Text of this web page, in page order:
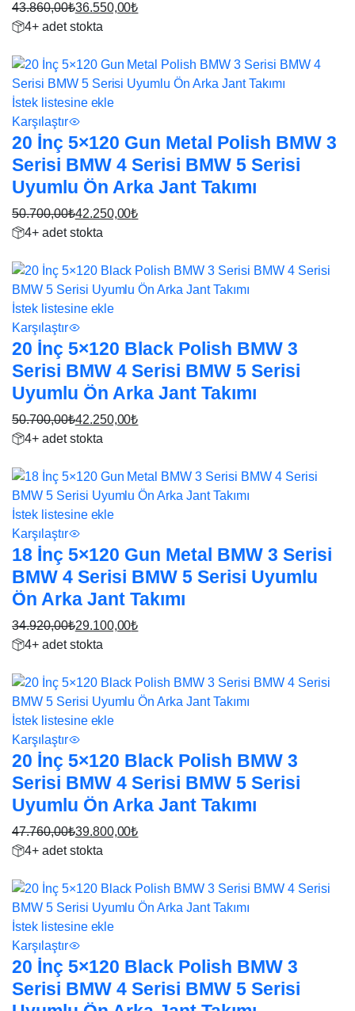
43.860,00₺
Orijinal
43.860,00₺.
36.550,00₺
Şu
fiyat:
36.550,00₺.
4+ adet stokta
İstek listesine ekle
Karşılaştır
20 İnç 5×120 Gun Metal Polish BMW 3
Serisi BMW 4 Serisi BMW 5 Serisi
Uyumlu Ön Arka Jant Takımı
50.700,00₺
Orijinal
50.700,00₺.
42.250,00₺
Şu
fiyat:
42.250,00₺.
4+ adet stokta
İstek listesine ekle
Karşılaştır
20 İnç 5×120 Black Polish BMW 3
Serisi BMW 4 Serisi BMW 5 Serisi
Uyumlu Ön Arka Jant Takımı
50.700,00₺
Orijinal
50.700,00₺.
42.250,00₺
Şu
fiyat:
42.250,00₺.
4+ adet stokta
İstek listesine ekle
Karşılaştır
18 İnç 5×120 Gun Metal BMW 3 Serisi
BMW 4 Serisi BMW 5 Serisi Uyumlu
Ön Arka Jant Takımı
34.920,00₺
Orijinal
34.920,00₺.
29.100,00₺
Şu
fiyat:
29.100,00₺.
4+ adet stokta
İstek listesine ekle
Karşılaştır
20 İnç 5×120 Black Polish BMW 3
Serisi BMW 4 Serisi BMW 5 Serisi
Uyumlu Ön Arka Jant Takımı
47.760,00₺
Orijinal
47.760,00₺.
39.800,00₺
Şu
fiyat:
39.800,00₺.
4+ adet stokta
İstek listesine ekle
Karşılaştır
20 İnç 5×120 Black Polish BMW 3
Serisi BMW 4 Serisi BMW 5 Serisi